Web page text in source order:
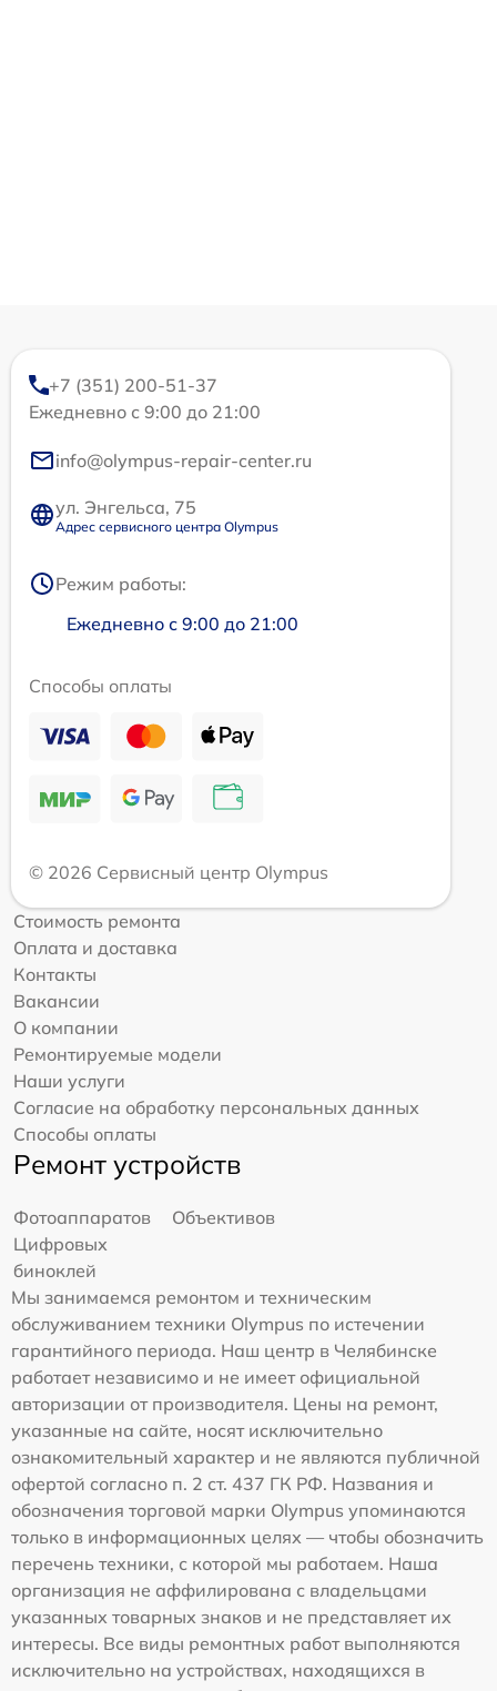
+7 (351) 200-51-37
Ежедневно с 9:00 до 21:00
info@olympus-repair-center.ru
ул. Энгельса, 75
Адрес сервисного центра Olympus
Режим работы:
Ежедневно с 9:00 до 21:00
Способы оплаты
© 2026 Сервисный центр Olympus
Стоимость ремонта
Оплата и доставка
Контакты
Вакансии
О компании
Ремонтируемые модели
Наши услуги
Согласие на обработку персональных данных
Способы оплаты
Ремонт устройств
Фотоаппаратов
Объективов
Цифровых
биноклей
Мы занимаемся ремонтом и техническим
обслуживанием техники Olympus по истечении
гарантийного периода. Наш центр в Челябинске
работает независимо и не имеет официальной
авторизации от производителя. Цены на ремонт,
указанные на сайте, носят исключительно
ознакомительный характер и не являются публичной
офертой согласно п. 2 ст. 437 ГК РФ. Названия и
обозначения торговой марки Olympus упоминаются
только в информационных целях — чтобы обозначить
перечень техники, с которой мы работаем. Наша
организация не аффилирована с владельцами
указанных товарных знаков и не представляет их
интересы. Все виды ремонтных работ выполняются
исключительно на устройствах, находящихся в